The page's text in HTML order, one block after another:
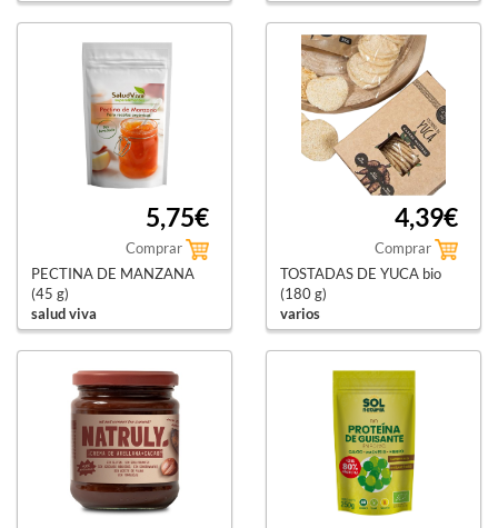
5,75€
Comprar
PECTINA DE MANZANA
(45 g)
salud viva
4,39€
Comprar
TOSTADAS DE YUCA bio
(180 g)
varios